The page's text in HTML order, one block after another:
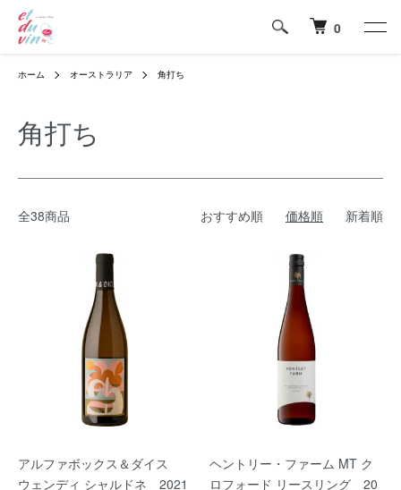
0
ホーム オーストラリア 角打ち
角打ち
全38商品 おすすめ順 価格順 新着順
アルファボックス＆ダイス
ウェンディ シャルドネ 2021
ヘントリー・ファーム MT ク
ロフォード リースリング 20